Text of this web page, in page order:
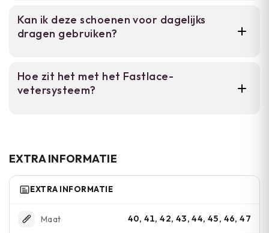
respons terwijl het lichter blijft, wat
vermoeidheid vermindert bij lange
Kan ik deze schoenen voor dagelijks
dragen gebruiken?
upper maken ze geschikt voor dagelijks
outdoor gebruik buiten intensief wandelen.
Hoe zit het met het Fastlace-
vetersysteem?
EXTRA INFORMATIE
EXTRA INFORMATIE
Maat 40, 41, 42, 43, 44, 45, 46, 47